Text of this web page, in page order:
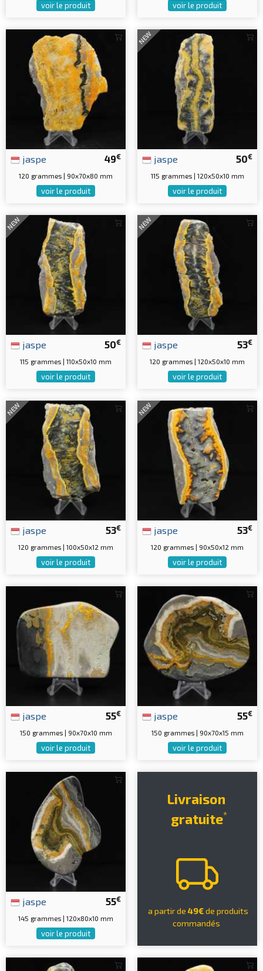
voir le produit voir le produit
49€
jaspe
120 grammes | 90x70x80 mm
voir le produit
NEW
50€
jaspe
115 grammes | 120x50x10 mm
voir le produit
NEW
50€
jaspe
115 grammes | 110x50x10 mm
voir le produit
NEW
53€
jaspe
120 grammes | 120x50x10 mm
voir le produit
NEW
53€
jaspe
120 grammes | 100x50x12 mm
voir le produit
NEW
53€
jaspe
120 grammes | 90x50x12 mm
voir le produit
55€
jaspe
150 grammes | 90x70x10 mm
voir le produit
55€
jaspe
150 grammes | 90x70x15 mm
voir le produit
55€
jaspe
145 grammes | 120x80x10 mm
voir le produit
Livraison
gratuite*
a partir de 49€de produits
commandés